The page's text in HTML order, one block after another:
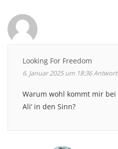
Looking For Freedom
6. Januar 2025 um 18:36
Warum wohl kommt mir bei
Ali‘ in den Sinn?